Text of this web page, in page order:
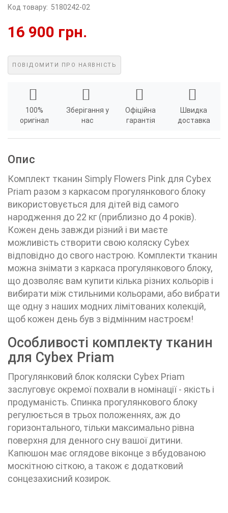
Код товару: 5180242-02
16 900 грн.
ПОВІДОМИТИ ПРО НАЯВНІСТЬ
100%
оригінал
Зберігання у
нас
Офіційна
гарантія
Швидка
доставка
Опис
Комплект тканин Simply Flowers Pink для Cybex
Priam разом з каркасом прогулянкового блоку
використовується для дітей від самого
народження до 22 кг (приблизно до 4 років).
Кожен день завжди різний і ви маєте
можливість створити свою коляску Cybex
відповідно до свого настрою. Комплекти тканин
можна знімати з каркаса прогулянкового блоку,
що дозволяє вам купити кілька різних кольорів і
вибирати між стильними кольорами, або вибрати
ще одну з наших модних лімітованих колекцій,
щоб кожен день був з відмінним настроєм!
Особливості комплекту тканин
для Cybex Priam
Прогулянковий блок коляски Cybex Priam
заслуговує окремої похвали в номінації - якість і
продуманість. Спинка прогулянкового блоку
регулюється в трьох положеннях, аж до
горизонтального, тільки максимально рівна
поверхня для денного сну вашої дитини.
Капюшон має оглядове віконце з вбудованою
москітною сіткою, а також є додатковий
сонцезахисний козирок.